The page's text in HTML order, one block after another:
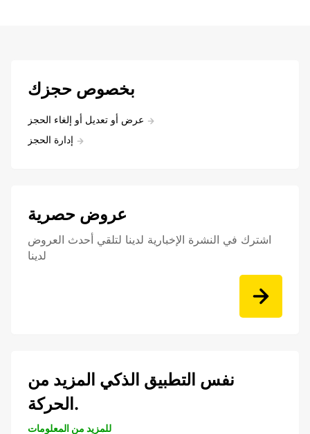
بخصوص حجزك
عرض أو تعديل أو إلغاء الحجز
إدارة الحجز
عروض حصرية
اشترك في النشرة الإخبارية لدينا لتلقي أحدث العروض
لدينا
نفس التطبيق الذكي المزيد من
الحركة.
للمزيد من المعلومات